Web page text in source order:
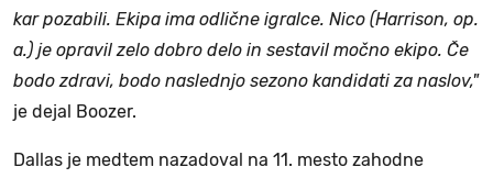
kar pozabili. Ekipa ima odlične igralce. Nico (Harrison, op.
a.) je opravil zelo dobro delo in sestavil močno ekipo. Če
bodo zdravi, bodo naslednjo sezono kandidati za naslov,"
je dejal Boozer.
Dallas je medtem nazadoval na 11. mesto zahodne